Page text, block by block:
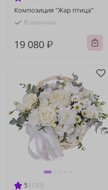
Композиция "Жар птица"
В наличии
19 080 ₽
5 (133)